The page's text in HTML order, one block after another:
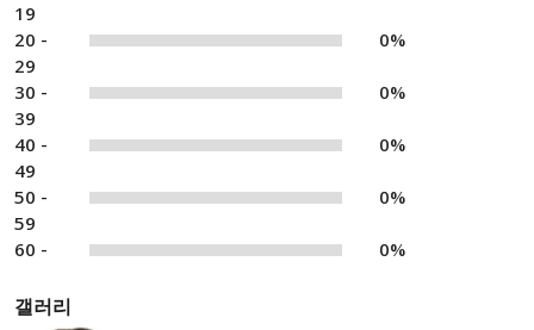
19
20 -
29
0%
30 -
39
0%
40 -
49
0%
50 -
59
0%
60 - 0%
갤러리